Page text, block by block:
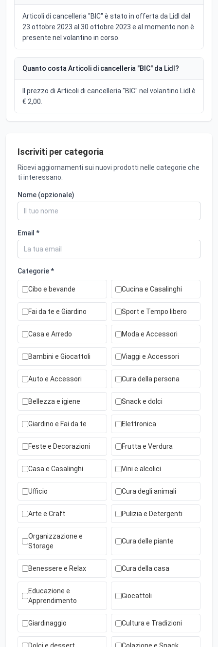
Articoli di cancelleria "BIC" è stato in offerta da Lidl dal
23 ottobre 2023 al 30 ottobre 2023 e al momento non è
presente nel volantino in corso.
Quanto costa Articoli di cancelleria "BIC" da Lidl?
Il prezzo di Articoli di cancelleria "BIC" nel volantino Lidl è
€ 2,00.
Iscriviti per categoria
Ricevi aggiornamenti sui nuovi prodotti nelle categorie che
ti interessano.
Nome (opzionale)
Email *
Categorie *
Cibo e bevande Cucina e Casalinghi
Fai da te e Giardino Sport e Tempo libero
Casa e Arredo Moda e Accessori
Bambini e Giocattoli Viaggi e Accessori
Auto e Accessori Cura della persona
Bellezza e igiene Snack e dolci
Giardino e Fai da te Elettronica
Feste e Decorazioni Frutta e Verdura
Casa e Casalinghi Vini e alcolici
Ufficio Cura degli animali
Arte e Craft Pulizia e Detergenti
Organizzazione e
Storage
Cura delle piante
Benessere e Relax Cura della casa
Educazione e
Apprendimento
Giocattoli
Giardinaggio Cultura e Tradizioni